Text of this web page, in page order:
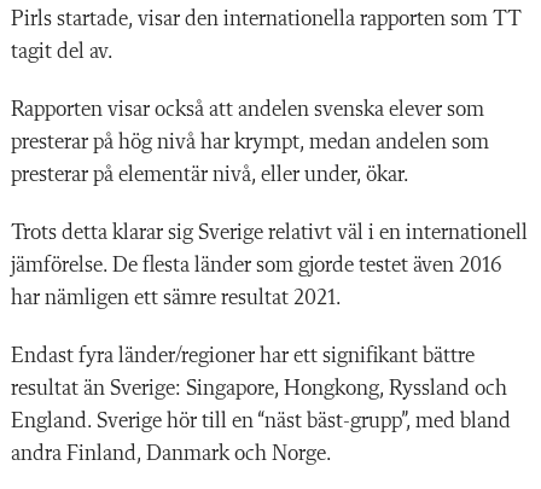
Pirls startade, visar den internationella rapporten som TT
tagit del av.
Rapporten visar också att andelen svenska elever som
presterar på hög nivå har krympt, medan andelen som
presterar på elementär nivå, eller under, ökar.
Trots detta klarar sig Sverige relativt väl i en internationell
jämförelse. De flesta länder som gjorde testet även 2016
har nämligen ett sämre resultat 2021.
Endast fyra länder/regioner har ett signifikant bättre
resultat än Sverige: Singapore, Hongkong, Ryssland och
England. Sverige hör till en “näst bäst-grupp”, med bland
andra Finland, Danmark och Norge.